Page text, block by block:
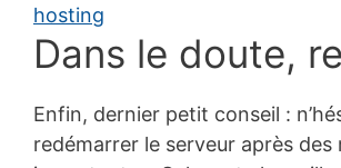
Dans le doute,
Enfin, dernier petit conseil :
redémarrer le serveur après des